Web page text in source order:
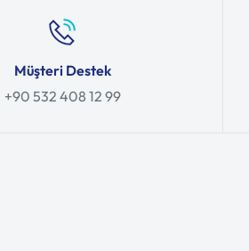
Müşteri Destek
+90 532 408 12 99